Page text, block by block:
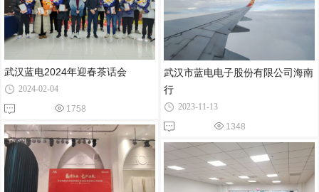
武汉蓝电2024年迎春茶话会
2024-02-04
1758
武汉市蓝电电子股份有限公司海南
行
2023-11-13
1348